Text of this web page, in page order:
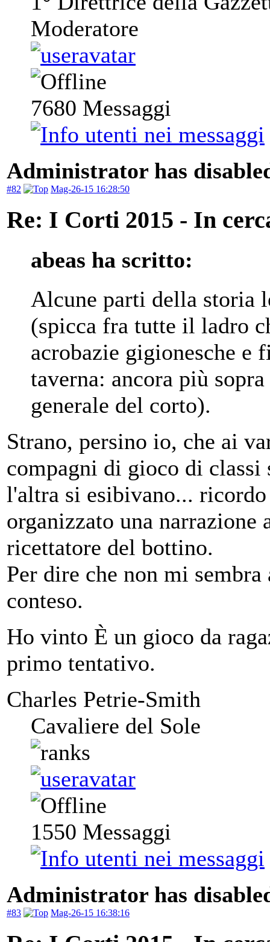
Moderatore
7680 Messaggi
Administrator has
#82 Mag-26-15 16:28:50
Re: I Corti 2015 - In
abeas ha scritto:
Alcune parti della storia
(spicca fra tutte il ladro
acrobazie gigionesche e
taverna: ancora più
generale del corto).
Strano, persino io, che ai
compagni di gioco di
l'altra si esibivano...
organizzato una
ricettatore del bottino.
Per dire che non mi
conteso.
Ho vinto È un gioco da
primo tentativo.
Charles Petrie-Smith
Cavaliere del Sole
1550 Messaggi
Administrator has
#83 Mag-26-15 16:38:16